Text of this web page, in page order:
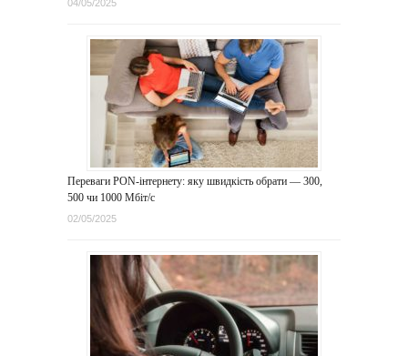
04/05/2025
Переваги PON-інтернету: яку швидкість обрати — 300,
500 чи 1000 Мбіт/с
02/05/2025